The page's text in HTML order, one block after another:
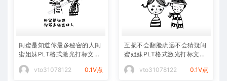
闺蜜是知道你最多秘密的人闺
蜜姐妹PLT格式激光打标文件
通用矢量图
vto31078122
0.1V点
互损不会翻脸疏远不会猜疑闺
蜜姐妹PLT格式激光打标文件
通用矢量图
vto31078122
0.1V点